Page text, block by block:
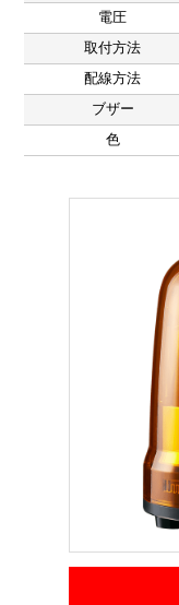
電圧
取付方法
配線方法
ブザー
色